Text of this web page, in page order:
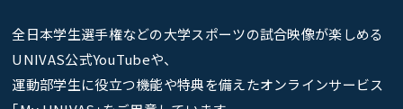
全日本学生選手権などの大学スポーツの試合映像が楽しめる
UNIVAS公式YouTubeや、
運動部学生に役立つ機能や特典を備えたオンラインサービス